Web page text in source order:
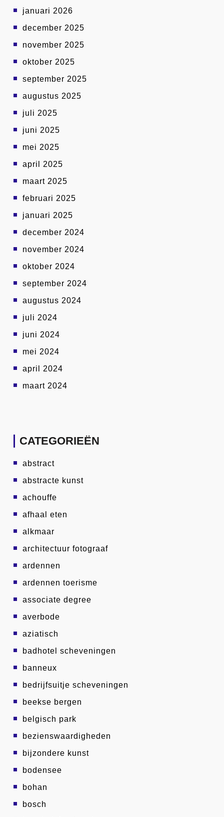
januari 2026
december 2025
november 2025
oktober 2025
september 2025
augustus 2025
juli 2025
juni 2025
mei 2025
april 2025
maart 2025
februari 2025
januari 2025
december 2024
november 2024
oktober 2024
september 2024
augustus 2024
juli 2024
juni 2024
mei 2024
april 2024
maart 2024
CATEGORIEËN
abstract
abstracte kunst
achouffe
afhaal eten
alkmaar
architectuur fotograaf
ardennen
ardennen toerisme
associate degree
averbode
aziatisch
badhotel scheveningen
banneux
bedrijfsuitje scheveningen
beekse bergen
belgisch park
bezienswaardigheden
bijzondere kunst
bodensee
bohan
bosch